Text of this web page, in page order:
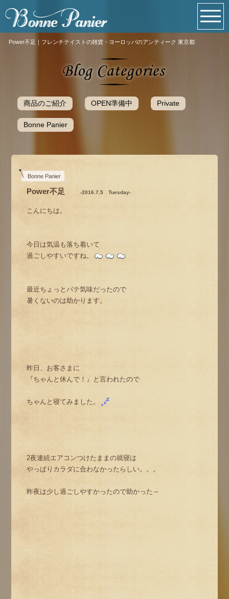
Power不足｜フレンチテイストの雑貨・ヨーロッパのアンティーク 東京都
商品のご紹介 OPEN準備中 Private
Bonne Panier
Bonne Panier
Power不足 -2016.7.5 Tuesday-
こんにちは。
今日は気温も落ち着いて
過ごしやすいですね。
最近ちょっとバテ気味だったので
暑くないのは助かります。
昨日、お客さまに
『ちゃんと休んで！』と言われたので
ちゃんと寝てみました。
2夜連続エアコンつけたままの就寝は
やっぱりカラダに合わなかったらしい。。。
昨夜は少し過ごしやすかったので助かった～